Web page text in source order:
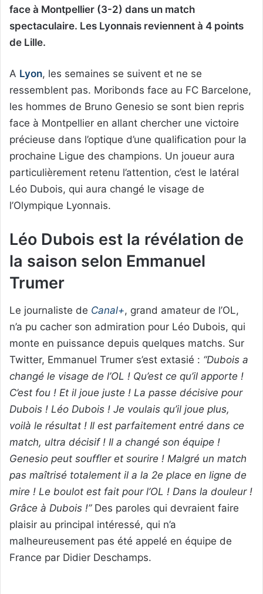
face à Montpellier (3-2) dans un match
spectaculaire. Les Lyonnais reviennent à 4 points
de Lille.
A Lyon, les semaines se suivent et ne se
ressemblent pas. Moribonds face au FC Barcelone,
les hommes de Bruno Genesio se sont bien repris
face à Montpellier en allant chercher une victoire
précieuse dans l’optique d’une qualification pour la
prochaine Ligue des champions. Un joueur aura
particulièrement retenu l’attention, c’est le latéral
Léo Dubois, qui aura changé le visage de
l’Olympique Lyonnais.
Léo Dubois est la révélation de
la saison selon Emmanuel
Trumer
Le journaliste de Canal+, grand amateur de l’OL,
n’a pu cacher son admiration pour Léo Dubois, qui
monte en puissance depuis quelques matchs. Sur
Twitter, Emmanuel Trumer s’est extasié : “Dubois a
changé le visage de l’OL ! Qu’est ce qu’il apporte !
C’est fou ! Et il joue juste ! La passe décisive pour
Dubois ! Léo Dubois ! Je voulais qu’il joue plus,
voilà le résultat ! Il est parfaitement entré dans ce
match, ultra décisif ! Il a changé son équipe !
Genesio peut souffler et sourire ! Malgré un match
pas maîtrisé totalement il a la 2e place en ligne de
mire ! Le boulot est fait pour l’OL ! Dans la douleur !
Grâce à Dubois !”Des paroles qui devraient faire
plaisir au principal intéressé, qui n’a
malheureusement pas été appelé en équipe de
France par Didier Deschamps.